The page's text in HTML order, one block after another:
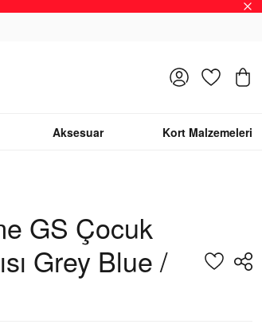
Giriş Yap
Aksesuar Kort Malzemeleri
GS Çocuk
Grey Blue /